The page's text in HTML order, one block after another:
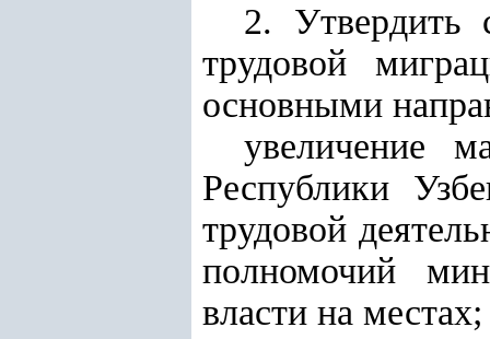
2. Утвердить
трудовой
основными
увеличение
Республики
трудовой
полномочий
власти на местах;